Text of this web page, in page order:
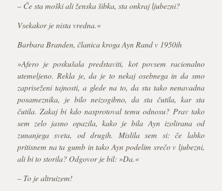
– Če sta moški ali ženska šibka, sta onkraj ljubezni?
Vsekakor je nista vredna.«
Barbara Branden, članica kroga Ayn Rand v 1950ih
»Afero je poskušala predstaviti, kot povsem racionalno
utemeljeno. Rekla je, da je to nekaj osebnega in da smo
zapriseženi tajnosti, a glede na to, da sta tako nenavadna
posameznika, je bilo neizogibno, da sta čutila, kar sta
čutila. Zakaj bi kdo nasprotoval temu odnosu? Prav tako
sem zelo jasno opazila, kako je bila Ayn izolirana od
zunanjega sveta, od drugih. Mislila sem si: če lahko
pritisnem na ta gumb in tako Ayn podelim srečo v ljubezni,
ali bi to storila? Odgovor je bil: »Da.«
– To je altruizem!